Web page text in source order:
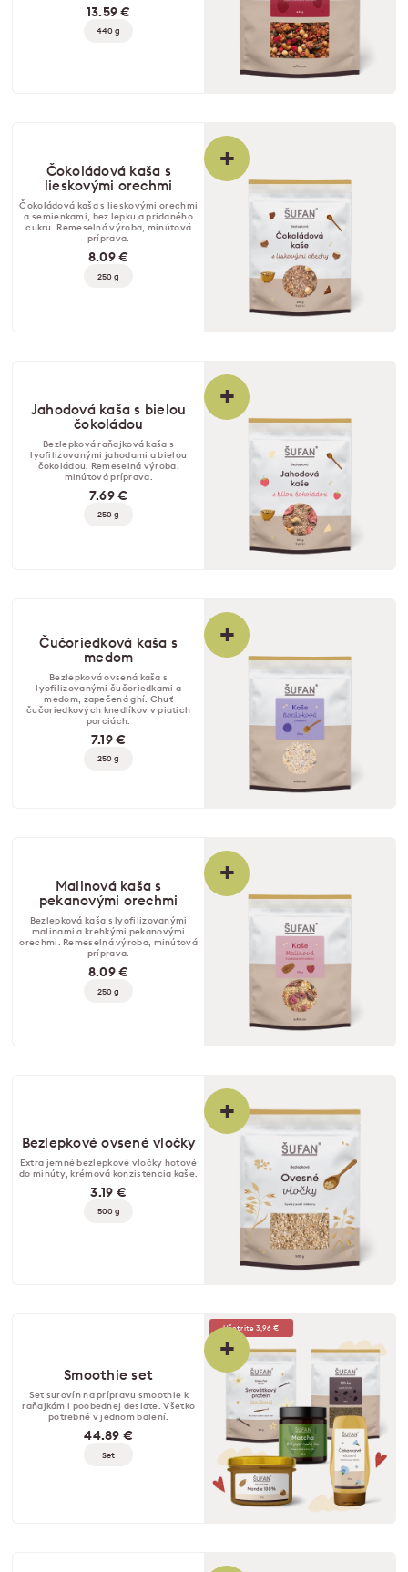
13.59 €
440 g
+
Čokoládová kaša s
lieskovými orechmi
Čokoládová kaša s lieskovými orechmi
a semienkami, bez lepku a pridaného
cukru. Remeselná výroba, minútová
príprava.
8.09 €
250 g
+
Jahodová kaša s bielou
čokoládou
Bezlepková raňajková kaša s
lyofilizovanými jahodami a bielou
čokoládou. Remeselná výroba,
minútová príprava.
7.69 €
250 g
+
Čučoriedková kaša s
medom
Bezlepková ovsená kaša s
lyofilizovanými čučoriedkami a
medom, zapečená ghí. Chuť
čučoriedkových knedlíkov v piatich
porciách.
7.19 €
250 g
+
Malinová kaša s
pekanovými orechmi
Bezlepková kaša s lyofilizovanými
malinami a krehkými pekanovými
orechmi. Remeselná výroba, minútová
príprava.
8.09 €
250 g
+
Bezlepkové ovsené vločky
Extra jemné bezlepkové vločky hotové
do minúty, krémová konzistencia kaše.
3.19 €
500 g
+
Ušetrite 3,96 €
Smoothie set
Set surovín na prípravu smoothie k
raňajkám i poobednej desiate. Všetko
potrebné v jednom balení.
44.89 €
Set